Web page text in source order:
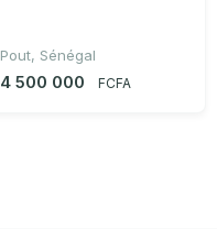
Pout, Sénégal
4 500 000 FCFA